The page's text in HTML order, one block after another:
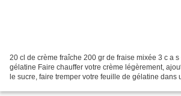
20 cl de crème fraîche 200 gr de fraise mixée 3 c a
gélatine Faire chauffer votre crème légèrement,
le sucre, faire tremper votre feuille de gélatine dans